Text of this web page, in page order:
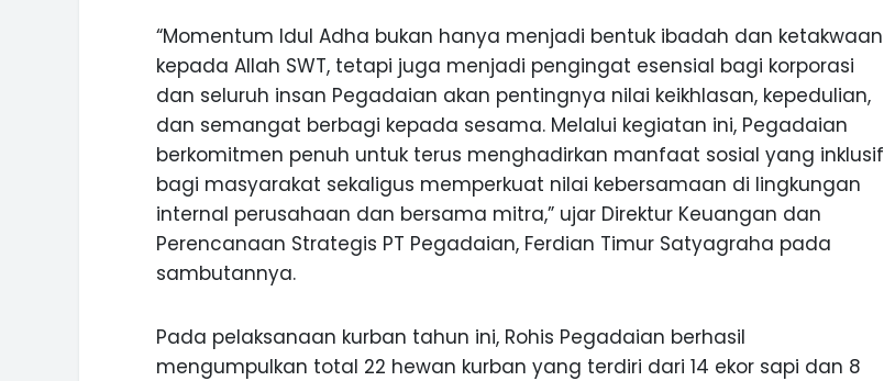
“Momentum Idul Adha bukan hanya menjadi bentuk ibadah dan ketakwaan
kepada Allah SWT, tetapi juga menjadi pengingat esensial bagi korporasi
dan seluruh insan Pegadaian akan pentingnya nilai keikhlasan, kepedulian,
dan semangat berbagi kepada sesama. Melalui kegiatan ini, Pegadaian
berkomitmen penuh untuk terus menghadirkan manfaat sosial yang inklusif
bagi masyarakat sekaligus memperkuat nilai kebersamaan di lingkungan
internal perusahaan dan bersama mitra,” ujar Direktur Keuangan dan
Perencanaan Strategis PT Pegadaian, Ferdian Timur Satyagraha pada
sambutannya.
Pada pelaksanaan kurban tahun ini, Rohis Pegadaian berhasil
mengumpulkan total 22 hewan kurban yang terdiri dari 14 ekor sapi dan 8